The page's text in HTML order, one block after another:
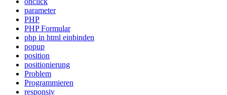
parameter
PHP
PHP Formular
php in html einbinden
popup
position
positionierung
Problem
Programmieren
responsiv